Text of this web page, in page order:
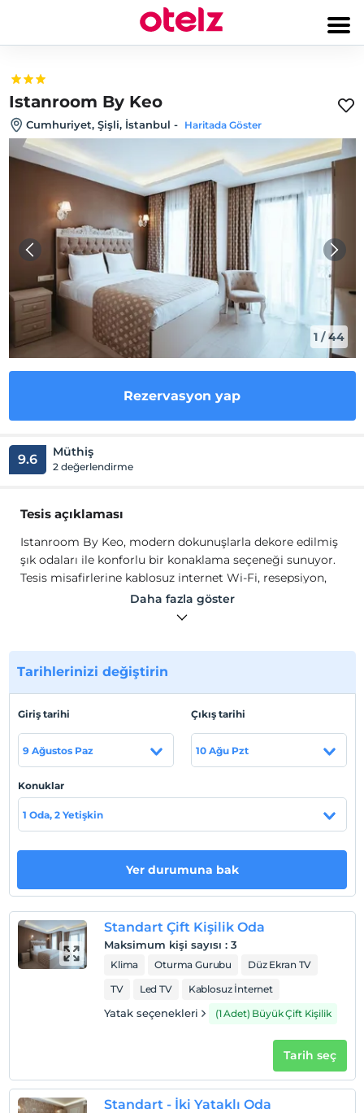
Istanroom By Keo
Cumhuriyet, Şişli, İstanbul - Haritada Göster
1 /44
Rezervasyon yap
9.6 Müthiş
2 değerlendirme
Tesis açıklaması
Istanroom By Keo, modern dokunuşlarla dekore edilmiş
şık odaları ile konforlu bir konaklama seçeneği sunuyor.
Tesis misafirlerine kablosuz internet Wi-Fi, resepsiyon,
klima, günlük kat hizmetleri ve market gibi olanaklar
Şişli’de yer alan Istanroom By KEO, Mecidiyeköy,
Haritada Göster
Otel koşulları
Check/in
En erken saat 14:00 ve sonrası
Check/out
En geç saat 12:00 ve öncesi
Evcil Hayvan
Evcil hayvan kabul edilmemektedir.
Her bir oda için 3 yaşına kadar 1 çocuk ücretsizdir
Daha fazla göster
Tarihlerinizi değiştirin
Giriş tarihi
9 Ağustos Paz
Çıkış tarihi
10 Ağu Pzt
Konuklar
1 Oda, 2 Yetişkin
Yer durumuna bak
Standart Çift Kişilik Oda
Maksimum kişi sayısı : 3
Klima Oturma Gurubu
Düz Ekran TV
TV
Led TV Kablosuz İnternet
Yatak seçenekleri (1 Adet) Büyük Çift Kişilik
Tarih seç
Standart - İki Yataklı Oda